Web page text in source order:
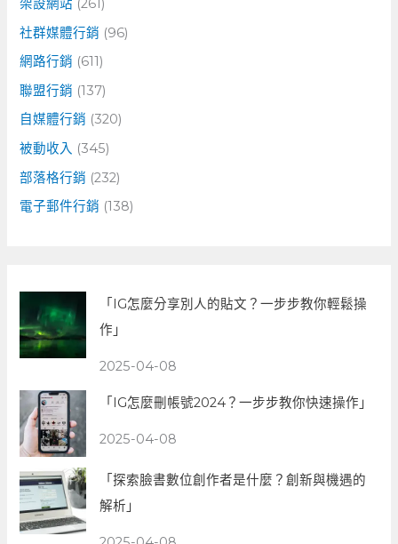
架設網站 (261)
社群媒體行銷 (96)
網路行銷 (611)
聯盟行銷 (137)
自媒體行銷 (320)
被動收入 (345)
部落格行銷 (232)
電子郵件行銷 (138)
「IG怎麼分享別人的貼文？一步步教你輕鬆操
作」
2025-04-08
「IG怎麼刪帳號2024？一步步教你快速操作」
2025-04-08
「探索臉書數位創作者是什麼？創新與機遇的
解析」